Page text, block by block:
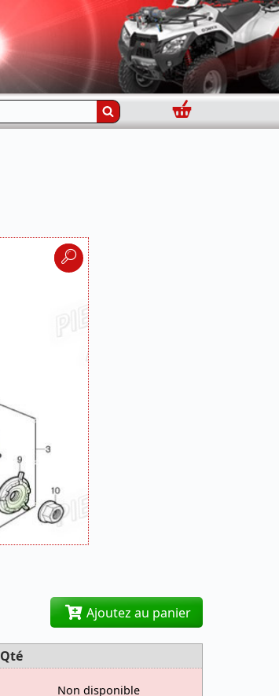
Panier
Ajoutez au panier
Qté
Non disponible